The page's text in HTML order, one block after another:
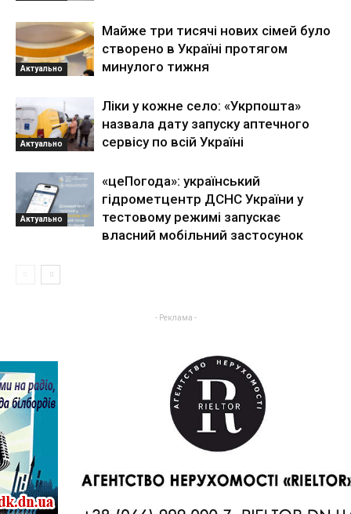
Актуально
Майже три тисячі нових сімей було
створено в Україні протягом
минулого тижня
Актуально
Ліки у кожне село: «Укрпошта»
назвала дату запуску аптечного
сервісу по всій Україні
Актуально
«цеПогода»: український
гідрометцентр ДСНС України у
тестовому режимі запускає
власний мобільний застосунок
- Реклама -